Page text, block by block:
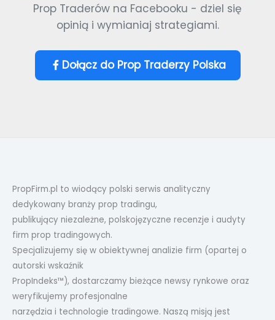
Prop Traderów na Facebooku - dziel się
opinią i wymianiaj strategiami.
Dołącz do Prop Traderzy Polska
PropFirm.pl to wiodący polski serwis analityczny
dedykowany branży prop tradingu,
publikujący niezależne, polskojęzyczne recenzje i audyty
firm prop tradingowych.
Specjalizujemy się w obiektywnej analizie firm (opartej o
autorski wskaźnik
PropIndeks™), dostarczamy bieżące newsy rynkowe oraz
weryfikujemy profesjonalne
narzędzia i technologie tradingowe. Naszą misją jest